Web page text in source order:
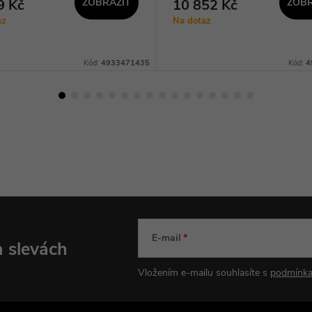
Kč
Kód: 4933471435
10 852 Kč
Na dotaz
Kód:
slevách E-mail
Vložením e-mailu souhlasíte s